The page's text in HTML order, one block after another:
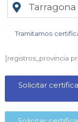
Tarragona
Tramitamos
[registros_provincia
Solicitar